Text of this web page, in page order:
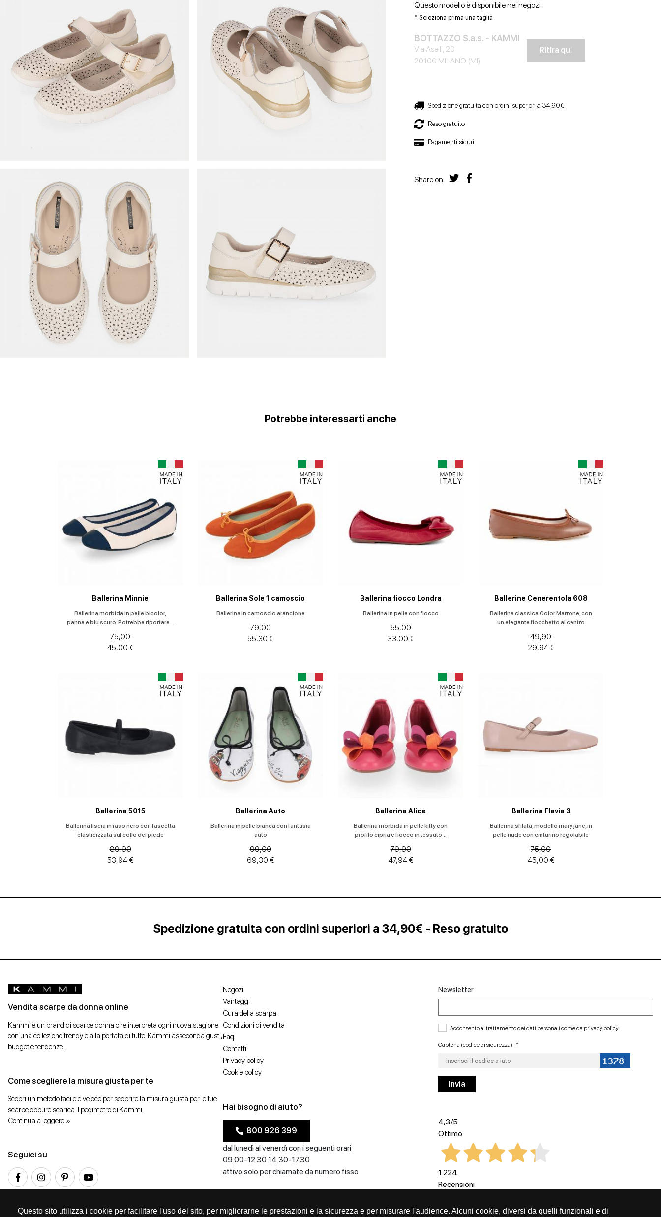
Questo sito utilizza i cookie per facilitare l'uso del sito, per migliorarne le prestazioni e la sicurezza e per misurare l'audience. Alcuni cookie, diversi da quelli funzionali e di
Questo modello è disponibile nei negozi:
* Seleziona prima una taglia
BOTTAZZO S.a.s. - KAMMI
Via Aselli, 20
20100 MILANO (MI)
Ritira qui
Spedizione gratuita con ordini superiori a 34,90€
Reso gratuito
Pagamenti sicuri
Share on
Potrebbe interessarti anche
Ballerina Minnie
Ballerina morbida in pelle bicolor,
panna e blu scuro. Potrebbe riportare...
75,00
45,00 €
Ballerina Sole 1 camoscio
Ballerina in camoscio arancione
79,00
55,30 €
Ballerina fiocco Londra
Ballerina in pelle con fiocco
55,00
33,00 €
Ballerine Cenerentola 608
Ballerina classica Color Marrone, con
un elegante fiocchetto al centro
49,90
29,94 €
Ballerina 5015
Ballerina liscia in raso nero con fascetta
elasticizzata sul collo del piede
89,90
53,94 €
Ballerina Auto
Ballerina in pelle bianca con fantasia
auto
99,00
69,30 €
Ballerina Alice
Ballerina morbida in pelle kitty con
profilo cipria e fiocco in tessuto...
79,90
47,94 €
Ballerina Flavia 3
Ballerina sfilata, modello mary jane, in
pelle nude con cinturino regolabile
75,00
45,00 €
Spedizione gratuita con ordini superiori a 34,90€ - Reso gratuito
Vendita scarpe da donna online
Kammi è un brand di scarpe donna che interpreta ogni nuova stagione
con una collezione trendy e alla portata di tutte. Kammi asseconda gusti,
budget e tendenze.
Come scegliere la misura giusta per te
Scopri un metodo facile e veloce per scoprire la misura giusta per le tue
scarpe oppure scarica il pedimetro di Kammi.
Continua a leggere »
Seguici su
Negozi
Vantaggi
Cura della scarpa
Condizioni di vendita
Faq
Contatti
Privacy policy
Cookie policy
Hai bisogno di aiuto?
800 926 399
dal lunedì al venerdì con i seguenti orari
09.00-12.30 14.30-17.30
attivo solo per chiamate da numero fisso
Newsletter
Acconsento al trattamento dei dati personali come da privacy policy
Captcha (codice di sicurezza) : *
4,3/5
Ottimo
1.224
Recensioni